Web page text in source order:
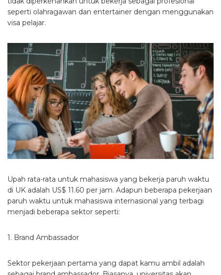
seperti olahragawan dan entertainer dengan menggunakan
visa pelajar.
Upah rata-rata untuk mahasiswa yang bekerja paruh waktu
di UK adalah US$ 11.60 per jam. Adapun beberapa pekerjaan
paruh waktu untuk mahasiswa internasional yang terbagi
menjadi beberapa sektor seperti:
1. Brand Ambassador
Sektor pekerjaan pertama yang dapat kamu ambil adalah